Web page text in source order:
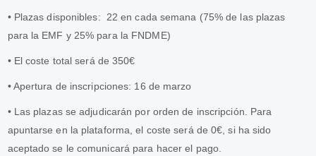
• Plazas disponibles: 22 en cada semana (75% de las plazas
para la EMF y 25% para la FNDME)
• El coste total será de 350€
• Apertura de inscripciones: 16 de marzo
• Las plazas se adjudicarán por orden de inscripción. Para
apuntarse en la plataforma, el coste será de 0€, si ha sido
aceptado se le comunicará para hacer el pago.